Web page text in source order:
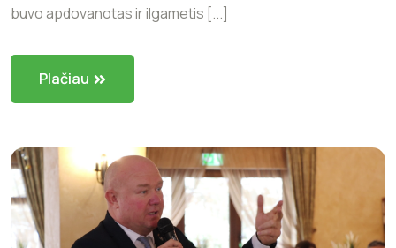
buvo apdovanotas ir ilgametis [...]
Plačiau